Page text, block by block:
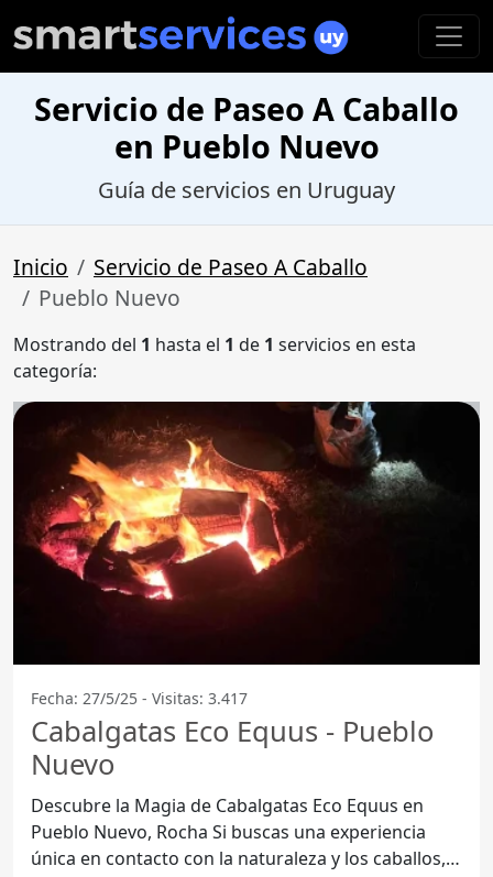
Servicio de Paseo A Caballo
en Pueblo Nuevo
Guía de servicios en Uruguay
Inicio
Servicio de Paseo A Caballo
Pueblo Nuevo
Mostrando del 1 hasta el 1 de 1 servicios en esta
categoría:
Fecha: 27/5/25 - Visitas: 3.417
Cabalgatas Eco Equus - Pueblo
Nuevo
Descubre la Magia de Cabalgatas Eco Equus en
Pueblo Nuevo, Rocha Si buscas una experiencia
única en contacto con la naturaleza y los caballos,